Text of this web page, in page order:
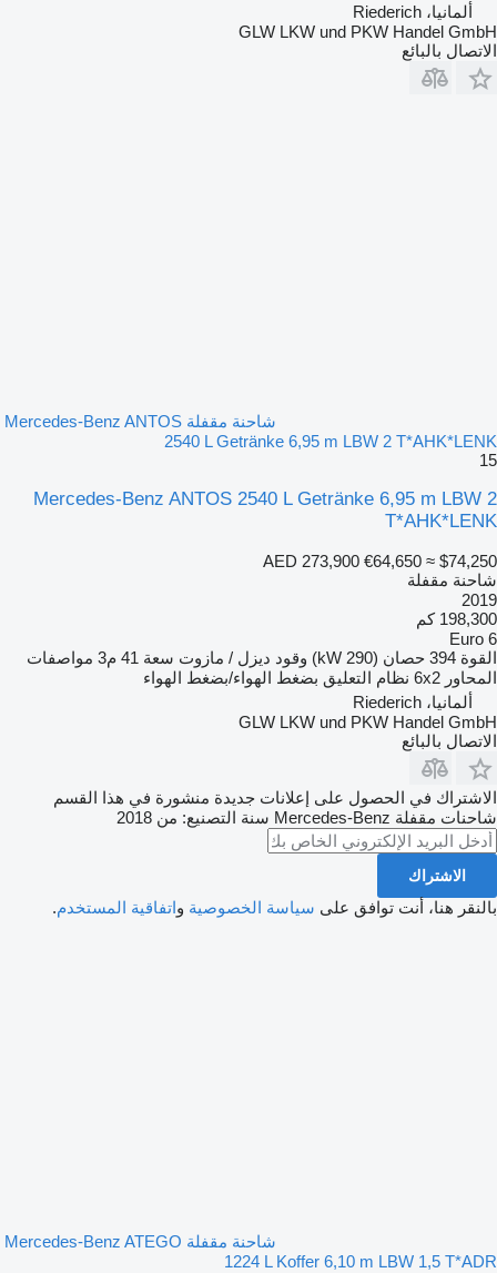
ألمانيا، Riederich
GLW LKW und PKW Handel GmbH
الاتصال بالبائع
شاحنة مقفلة Mercedes-Benz ANTOS
2540 L Getränke 6,95 m LBW 2 T*AHK*LENK
15
Mercedes-Benz ANTOS 2540 L Getränke 6,95 m LBW 2
T*AHK*LENK
AED 273,900 €64,650 ≈ $74,250
شاحنة مقفلة
2019
198,300 كم
Euro 6
القوة 394 حصان (290 kW) وقود ديزل / مازوت سعة 41 م3
مواصفات
المحاور 6x2 نظام التعليق بضغط الهواء/بضغط الهواء
ألمانيا، Riederich
GLW LKW und PKW Handel GmbH
الاتصال بالبائع
الاشتراك في الحصول على إعلانات جديدة منشورة في هذا القسم
شاحنات مقفلة Mercedes-Benz سنة التصنيع: من 2018
الاشتراك
بالنقر هنا، أنت توافق على سياسة الخصوصية واتفاقية المستخدم.
شاحنة مقفلة Mercedes-Benz ATEGO
1224 L Koffer 6,10 m LBW 1,5 T*ADR